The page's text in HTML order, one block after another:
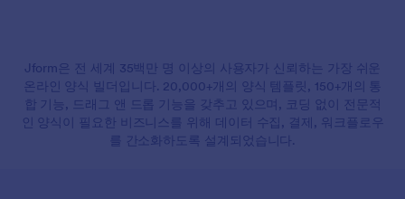
Jform은 전 세계 35백만 명 이상의 사용자가 신뢰하는 가장 쉬운
온라인 양식 빌더입니다. 20,000+개의 양식 템플릿, 150+개의 통
합 기능, 드래그 앤 드롭 기능을 갖추고 있으며, 코딩 없이 전문적
인 양식이 필요한 비즈니스를 위해 데이터 수집, 결제, 워크플로우
를 간소화하도록 설계되었습니다.